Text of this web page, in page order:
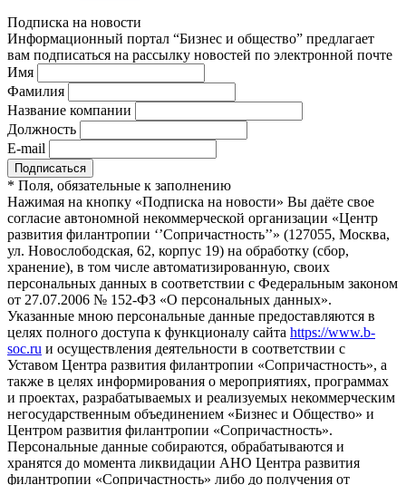
Подписка на новости
Информационный портал “Бизнес и общество” предлагает
вам подписаться на рассылку новостей по электронной почте
Имя
Фамилия
Название компании
Должность
E-mail
* Поля, обязательные к заполнению
Нажимая на кнопку «Подписка на новости» Вы даёте свое
согласие автономной некоммерческой организации «Центр
развития филантропии ‘’Сопричастность’’» (127055, Москва,
ул. Новослободская, 62, корпус 19) на обработку (сбор,
хранение), в том числе автоматизированную, своих
персональных данных в соответствии с Федеральным законом
от 27.07.2006 № 152-ФЗ «О персональных данных».
Указанные мною персональные данные предоставляются в
целях полного доступа к функционалу сайта https://www.b-
soc.ru и осуществления деятельности в соответствии с
Уставом Центра развития филантропии «Сопричастность», а
также в целях информирования о мероприятиях, программах
и проектах, разрабатываемых и реализуемых некоммерческим
негосударственным объединением «Бизнес и Общество» и
Центром развития филантропии «Сопричастность».
Персональные данные собираются, обрабатываются и
хранятся до момента ликвидации АНО Центра развития
филантропии «Сопричастность» либо до получения от